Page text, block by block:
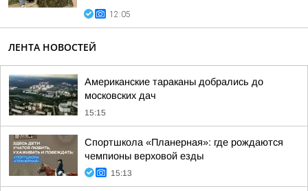
12:05
ЛЕНТА НОВОСТЕЙ
Американские тараканы добрались до
московских дач
15:15
Спортшкола «Планерная»: где рождаются
чемпионы верховой езды
15:13